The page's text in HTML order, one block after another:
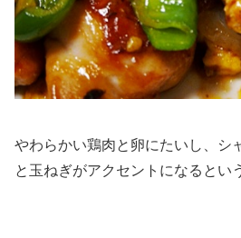
やわらかい鶏肉と卵にたいし、シ
と玉ねぎがアクセントになるとい